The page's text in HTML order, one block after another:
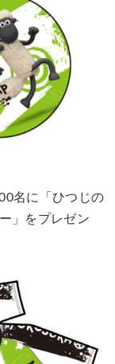
名に「ひつじの
」をプレゼン